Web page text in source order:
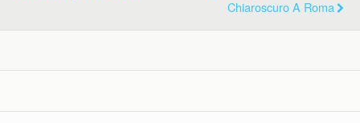
Chiaroscuro A Roma